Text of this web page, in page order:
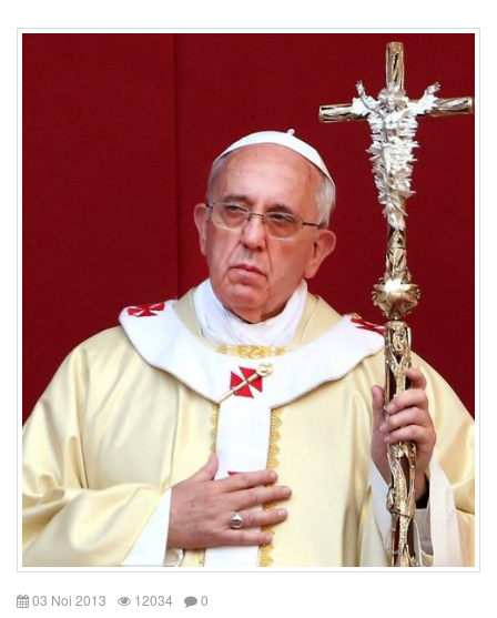
03 Noi 2013 12034 0